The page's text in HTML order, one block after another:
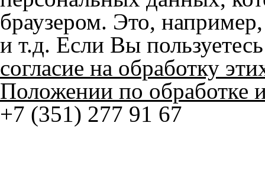
Положении по обработке
+7 (351) 277 91 67